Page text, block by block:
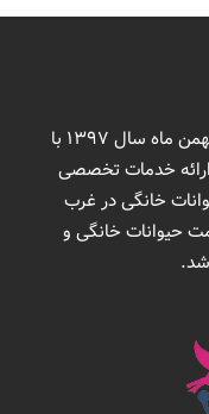
کلینیک دامپزشکی و پت شاپ مدیک در بهمن ماه سال 1397 با
خدمات تخصصی
خانگی در غرب
حیوانات خانگی و